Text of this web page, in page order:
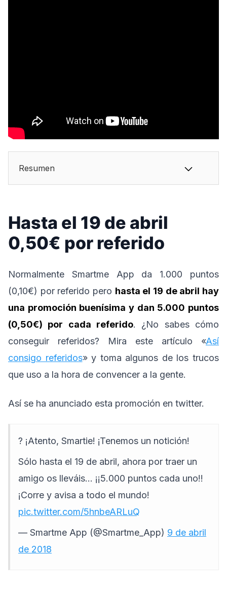
Resumen
Hasta el 19 de abril
0,50€ por referido
Normalmente Smartme App da 1.000 puntos
(0,10€) por referido pero hasta el 19 de abril hay
una promoción buenísima y dan 5.000 puntos
(0,50€) por cada referido. ¿No sabes cómo
conseguir referidos? Mira este artículo «Así
consigo referidos» y toma algunos de los trucos
que uso a la hora de convencer a la gente.
Así se ha anunciado esta promoción en twitter.
? ¡Atento, Smartie! ¡Tenemos un notición!
Sólo hasta el 19 de abril, ahora por traer un
amigo os lleváis… ¡¡5.000 puntos cada uno!!
¡Corre y avisa a todo el mundo!
pic.twitter.com/5hnbeARLuQ
— Smartme App (@Smartme_App) 9 de abril
de 2018